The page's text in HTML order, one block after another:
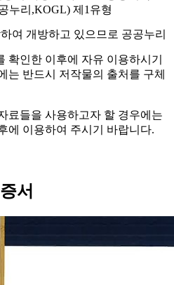
누리,KOGL) 제1유형
여 개방하고 있으므로 공공누리
확인한 이후에 자유 이용하시기
는 반드시 저작물의 출처를 구체
료들을 사용하고자 할 경우에는
에 이용하여 주시기 바랍니다.
서